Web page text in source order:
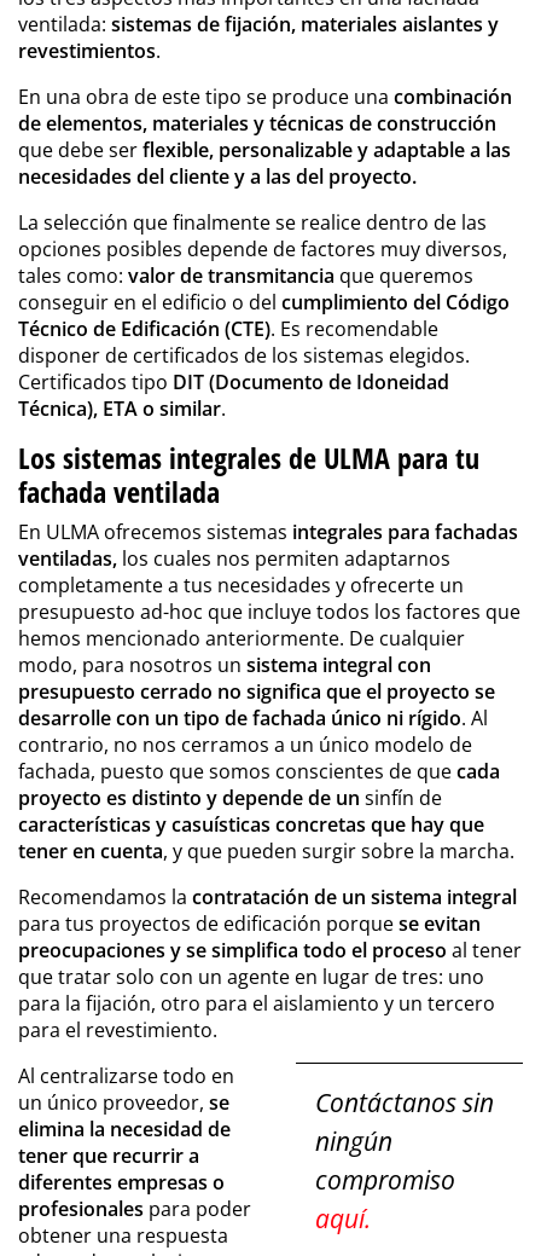
ventilada: sistemas de fijación, materiales aislantes y
revestimientos.
En una obra de este tipo se produce una combinación
de elementos, materiales y técnicas de construcción
que debe serflexible, personalizable y adaptable a las
necesidades del cliente y a las del proyecto.
La selección que finalmente se realice dentro de las
opciones posibles depende de factores muy diversos,
tales como: valor de transmitancia que queremos
conseguir en el edificio o del cumplimiento del Código
Técnico de Edificación (CTE). Es recomendable
disponer de certificados de los sistemas elegidos.
Certificados tipo DIT (Documento de Idoneidad
Técnica), ETA o similar.
Los sistemas integrales de ULMA para tu
fachada ventilada
En ULMA ofrecemos sistemas integrales para fachadas
ventiladas, los cuales nos permiten adaptarnos
completamente a tus necesidades y ofrecerte un
presupuesto ad-hoc que incluye todos los factores que
hemos mencionado anteriormente. De cualquier
modo, para nosotros un sistema integral con
presupuesto cerrado no significa que el proyecto se
desarrolle con un tipo de fachada único ni rígido. Al
contrario, no nos cerramos a un único modelo de
fachada, puesto que somos conscientes de quecada
proyecto es distinto y depende de un sinfín de
características y casuísticas concretas que hay que
tener en cuenta, y que pueden surgir sobre la marcha.
Recomendamos la contratación de un sistema integral
para tus proyectos de edificación porquese evitan
preocupaciones y se simplifica todo el proceso al tener
que tratar solo con un agente en lugar de tres: uno
para la fijación, otro para el aislamiento y un tercero
para el revestimiento.
Contáctanos sin
ningún
compromiso
aquí.
Al centralizarse todo en
un único proveedor, se
elimina la necesidad de
tener que recurrir a
diferentes empresas o
profesionales para poder
obtener una respuesta